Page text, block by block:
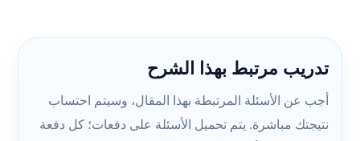
تدريب مرتبط بهذا الشرح
أجب عن الأسئلة المرتبطة بهذا المقال، وسيتم احتساب
نتيجتك مباشرة. يتم تحميل الأسئلة على دفعات؛ كل دفعة